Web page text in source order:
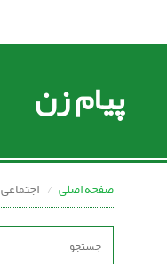
پیام زن
صفحه اصلی اجتماعی